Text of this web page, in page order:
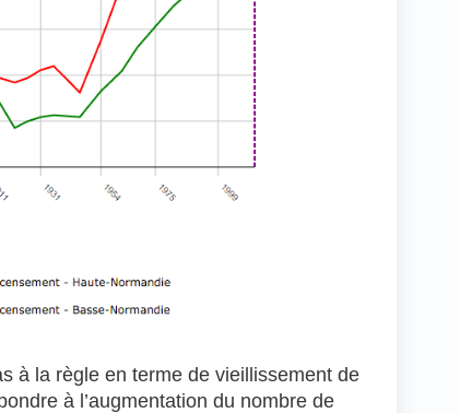
à la règle en terme de vieillissement de
à l’augmentation du nombre de